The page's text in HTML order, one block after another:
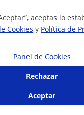
nuestroaviso legaly de
aceptas lo
Cookies y Política de
Panel de Cookies
Rechazar
Aceptar